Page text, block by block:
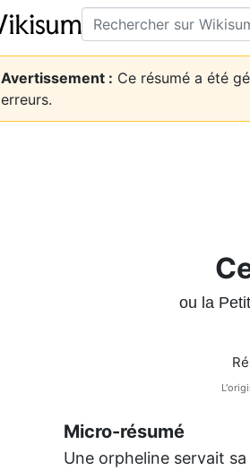
Rechercher
Avertissement : Ce résumé a été
erreurs.
ou la
Micro-résumé
Une orpheline servait